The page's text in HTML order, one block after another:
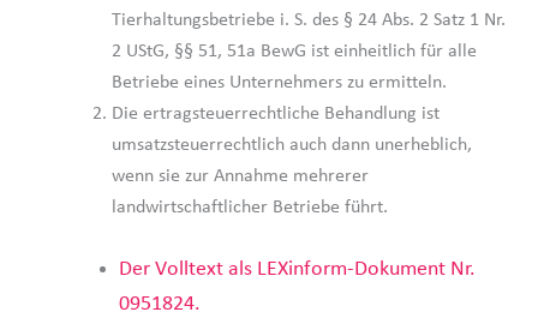
Tierhaltungsbetriebe i. S. des § 24 Abs. 2 Satz 1 Nr.
2 UStG, §§ 51, 51a BewG ist einheitlich für alle
Betriebe eines Unternehmers zu ermitteln.
Die ertragsteuerrechtliche Behandlung ist
umsatzsteuerrechtlich auch dann unerheblich,
wenn sie zur Annahme mehrerer
landwirtschaftlicher Betriebe führt.
Der Volltext als LEXinform-Dokument Nr.
0951824.